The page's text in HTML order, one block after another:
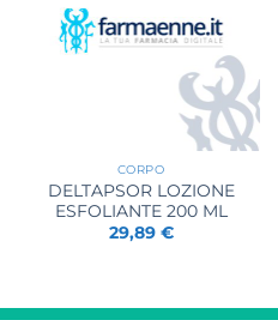
CORPO
DELTAPSOR LOZIONE
ESFOLIANTE 200 ML
29,89 €